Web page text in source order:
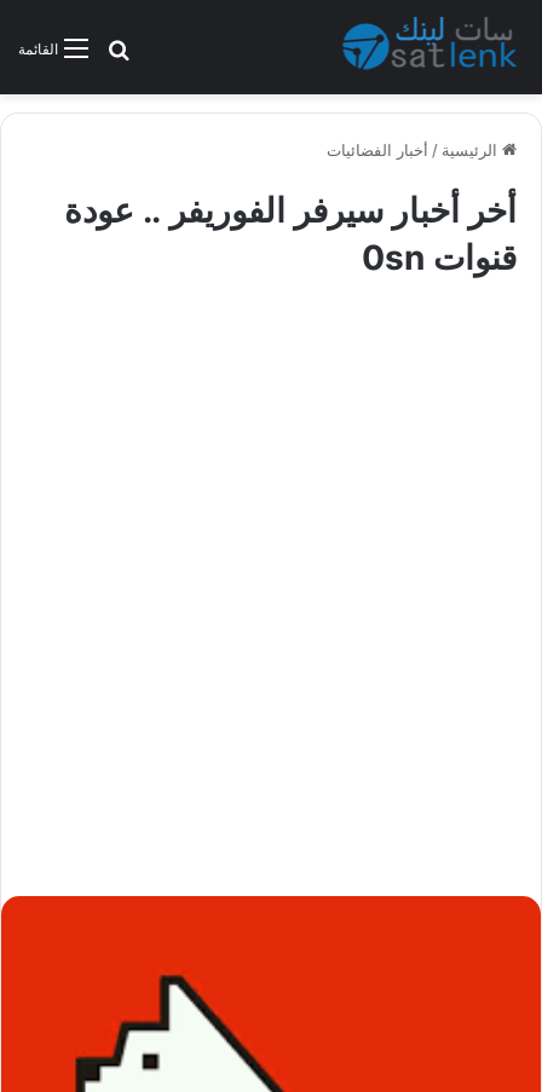
القائمةبحث عن
الرئيسية / أخبار الفضائيات
أخر أخبار سيرفر الفوريفر .. عودة
قنوات 0sn